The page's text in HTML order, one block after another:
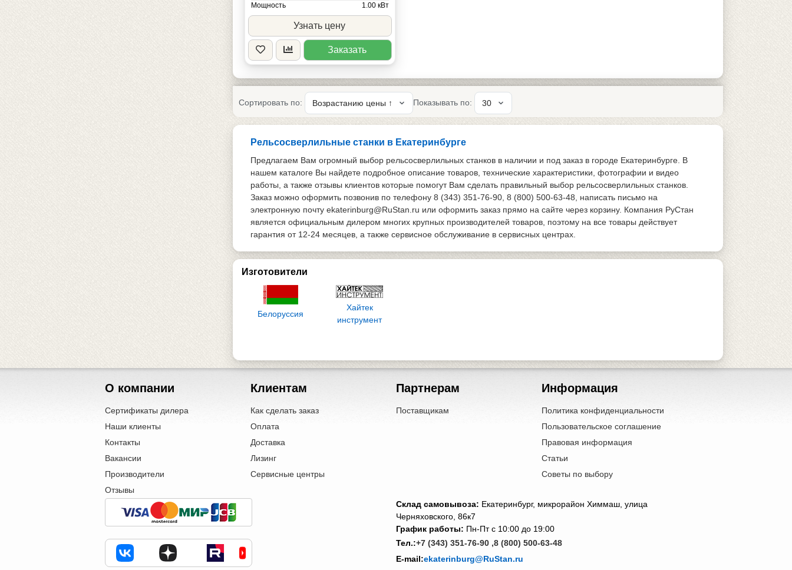
Мощность
1.00 кВт
Напряжение
220В
Узнать цену
Заказать
Сортировать по: Показывать по:
Рельсосверлильные станки в Екатеринбурге
Предлагаем Вам огромный выбор рельсосверлильных станков в наличии и под заказ в городе Екатеринбурге. В
нашем каталоге Вы найдете подробное описание товаров, технические характеристики, фотографии и видео
работы, а также отзывы клиентов которые помогут Вам сделать правильный выбор рельсосверлильных станков.
Заказ можно оформить позвонив по телефону 8 (343) 351-76-90, 8 (800) 500-63-48, написать письмо на
электронную почту ekaterinburg@RuStan.ru или оформить заказ прямо на сайте через корзину. Компания РуСтан
является официальным дилером многих крупных производителей товаров, поэтому на все товары действует
гарантия от 12-24 месяцев, а также сервисное обслуживание в сервисных центрах.
Изготовители
Белоруссия
Хайтек
инструмент
О компании
Сертификаты дилера
Наши клиенты
Контакты
Вакансии
Производители
Отзывы
Клиентам
Как сделать заказ
Оплата
Доставка
Лизинг
Сервисные центры
Партнерам
Поставщикам
Информация
Политика конфиденциальности
Пользовательское соглашение
Правовая информация
Статьи
Советы по выбору
Cклад самовывоза: Екатеринбург, микрорайон Химмаш, улица
Черняховского, 86к7
График работы: Пн-Пт с 10:00 до 19:00
Тел.:+7 (343) 351-76-90 ,8 (800) 500-63-48
E-mail:ekaterinburg@RuStan.ru